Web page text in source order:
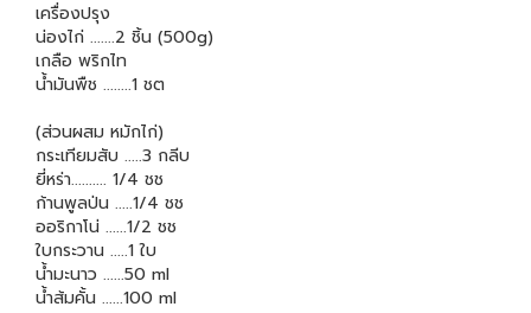
เครื่องปรุง
น่องไก่ .......2 ชิ้น (500g)
เกลือ พริกไท
น้ำมันพืช ........1 ชต
(ส่วนผสม หมักไก่)
กระเทียมสับ .....3 กลีบ
ยี่หร่า.......... 1/4 ชช
ก้านพูลป่น .....1/4 ชช
ออริกาโน่ ......1/2 ชช
ใบกระวาน .....1 ใบ
น้ำมะนาว ......50 ml
น้ำส้มคั้น ......100 ml